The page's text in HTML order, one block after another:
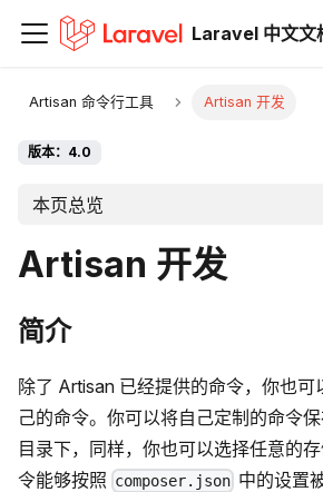
Laravel 中文文
Artisan 命令行工具 Artisan 开发
版本：4.0
本页总览
Artisan 开发
简介
除了 Artisan 已经提供的命令，你也可
己的命令。你可以将自己定制的命令
目录下，同样，你也可以选择任意的
令能够按照 composer.json 中的设置